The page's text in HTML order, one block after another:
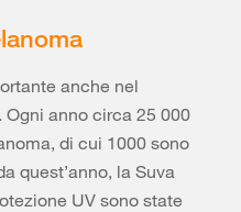
anche nel
anno circa 25 000
di cui 1000 sono
quest’anno, la Suva
UV sono state